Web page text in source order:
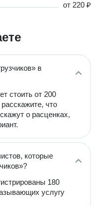
от 220 ₽
в
стоить от 200
что
о расценках,
которые
180
услугу